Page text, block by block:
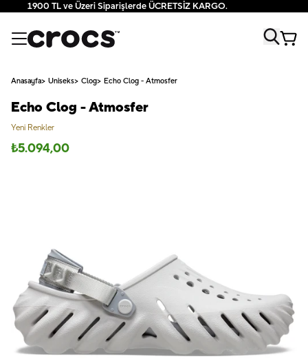
1900 TL ve Üzeri Siparişlerde ÜCRETSİZ KARGO.
Anasayfa Uniseks Clog Echo Clog - Atmosfer
Echo Clog - Atmosfer
Yeni Renkler
₺5.094,00